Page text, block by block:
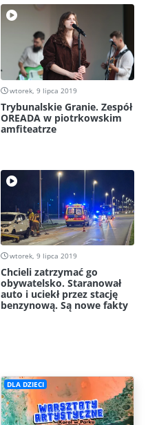
wtorek, 9 lipca 2019
Trybunalskie Granie. Zespół
OREADA w piotrkowskim
amfiteatrze
wtorek, 9 lipca 2019
Chcieli zatrzymać go
obywatelsko. Staranował
auto i uciekł przez stację
benzynową. Są nowe fakty
DLA DZIECI